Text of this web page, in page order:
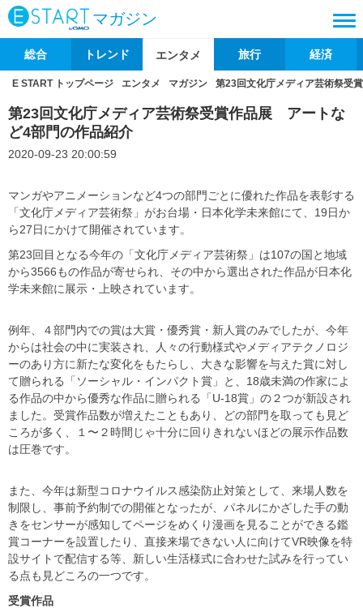
マガジン
総合 トレンド エンタメ 旅行 経済
E START トップページ エンタメ マガジン 第23回文化庁メディア芸術祭受
第23回文化庁メディア芸術祭受賞作品展 アートな
ど4部門の作品紹介
2020-09-23 20:00:59
マンガやアニメーションなど4つの部門ごとに優れた作品を表彰する
「文化庁メディア芸術祭」がお台場・日本化学未来館にて、19日か
ら27日にかけて開催されています。
第23回目となる今年の「文化庁メディア芸術祭」は107の国と地域
から3566もの作品が寄せられ、その中から選出された作品が日本化
学未来館に展示・上映されています。
例年、４部門内での賞は大賞・優秀賞・新人賞のみでしたが、今年
からは社会の中に実装され、人々の行動様式やメディアテクノロジ
ーのあり方に新たな変化をもたらし、大きな影響を与えた賞に対し
て贈られる「ソーシャル・インパクト賞」と、18歳未満の作家によ
る作品の中から優秀な作品に贈られる「U-18賞」の２つが新設され
ました。受賞作品数が増えたこともあり、どの部門を取っても見ど
ころが多く、１〜２時間じゃ十分に回りきれないほどの展示作品数
は圧巻です。
また、今年は新型コロナウイルス感染防止対策として、来場人数を
制限し、事前予約制での開催となったが、パネルにかざした手の動
きをセンサーが感知してページをめくり漫画を見ることができる鑑
賞コーナーを設置したり、直接来場できない人に向けてVR映像を特
設サイトで配信する等、新しい生活様式に合わせた試みを行ってい
る点も見どころの一つです。
受賞作品